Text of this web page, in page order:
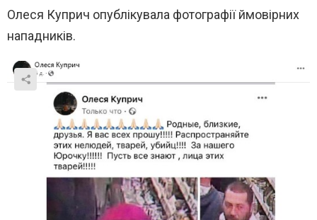
Олеся Куприч опублікувала фотографії ймовірних
нападників.